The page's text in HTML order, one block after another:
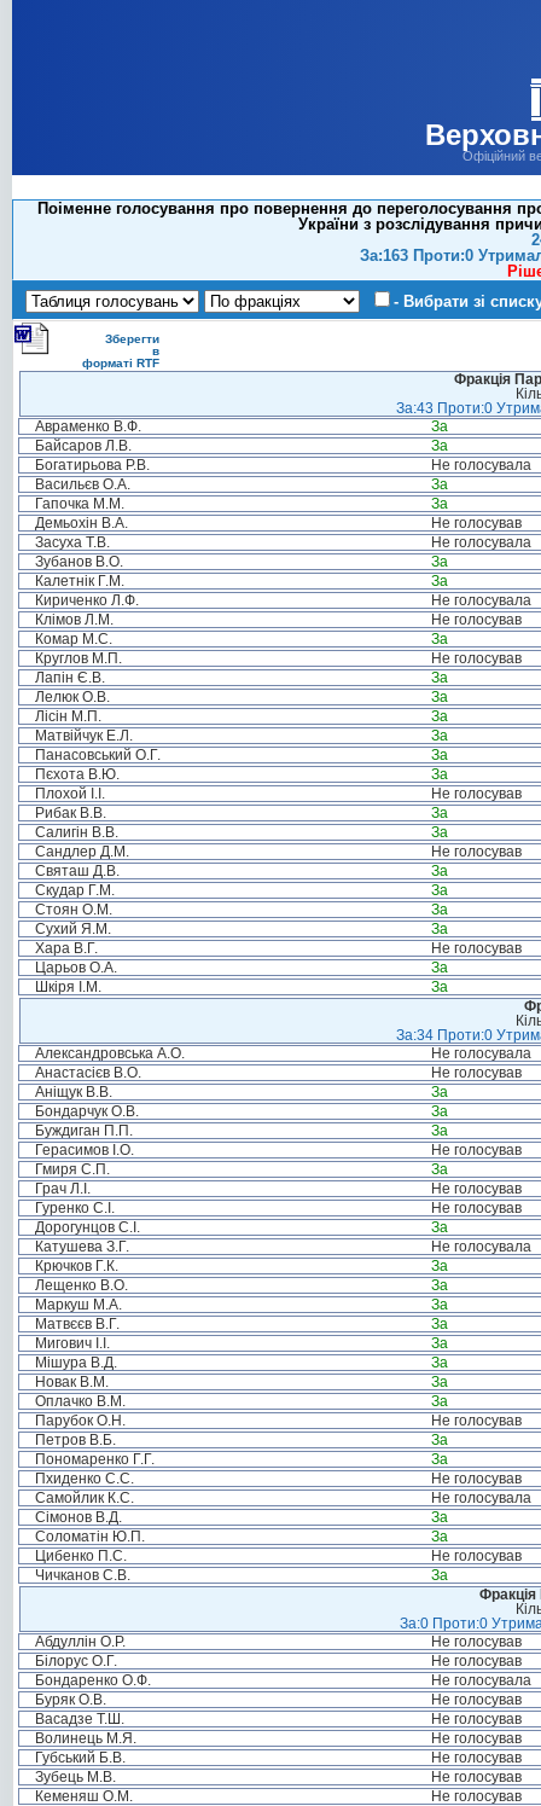
Офіційний
Поіменне голосування про повернення до переголосування
України з розслідування
За:163 Проти:0
- Вибрати зі
Зберегти
в
форматі RTF
Фракція
За:43 Проти:0
Авраменко В.Ф.
За
Байсаров Л.В.
За
Богатирьова Р.В.
Не голосувала
Васильєв О.А.
За
Гапочка М.М.
За
Демьохін В.А.
Не голосував
Засуха Т.В.
Не голосувала
Зубанов В.О.
За
Калетнік Г.М.
За
Кириченко Л.Ф.
Не голосувала
Клімов Л.М.
Не голосував
Комар М.С.
За
Круглов М.П.
Не голосував
Лапін Є.В.
За
Лелюк О.В.
За
Лісін М.П.
За
Матвійчук Е.Л.
За
Панасовський О.Г.
За
Пєхота В.Ю.
За
Плохой І.І.
Не голосував
Рибак В.В.
За
Салигін В.В.
За
Сандлер Д.М.
Не голосував
Святаш Д.В.
За
Скудар Г.М.
За
Стоян О.М.
За
Сухий Я.М.
За
Хара В.Г.
Не голосував
Царьов О.А.
За
Шкіря І.М.
За
За:34 Проти:0
Александровська А.О.
Не голосувала
Анастасієв В.О.
Не голосував
Аніщук В.В.
За
Бондарчук О.В.
За
Буждиган П.П.
За
Герасимов І.О.
Не голосував
Гмиря С.П.
За
Грач Л.І.
Не голосував
Гуренко С.І.
Не голосував
Дорогунцов С.І.
За
Катушева З.Г.
Не голосувала
Крючков Г.К.
За
Лещенко В.О.
За
Маркуш М.А.
За
Матвєєв В.Г.
За
Мигович І.І.
За
Мішура В.Д.
За
Новак В.М.
За
Оплачко В.М.
За
Парубок О.Н.
Не голосував
Петров В.Б.
За
Пономаренко Г.Г.
За
Пхиденко С.С.
Не голосував
Самойлик К.С.
Не голосувала
Сімонов В.Д.
За
Соломатін Ю.П.
За
Цибенко П.С.
Не голосував
Чичканов С.В.
За
За:0 Проти:0
Абдуллін О.Р.
Не голосував
Білорус О.Г.
Не голосував
Бондаренко О.Ф.
Не голосувала
Буряк О.В.
Не голосував
Васадзе Т.Ш.
Не голосував
Волинець М.Я.
Не голосував
Губський Б.В.
Не голосував
Зубець М.В.
Не голосував
Кеменяш О.М.
Не голосував